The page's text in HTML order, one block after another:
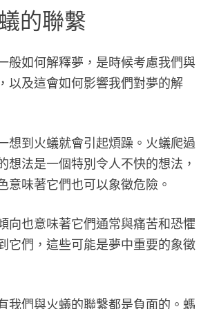
的聯繫
般如何解釋夢，是時候考慮我們與
以及這會如何影響我們對夢的解
想到火蟻就會引起煩躁。火蟻爬過
想法是一個特別令人不快的想法，
意味著它們也可以象徵危險。
向也意味著它們通常與痛苦和恐懼
它們，這些可能是夢中重要的象徵
我們與火蟻的聯繫都是負面的。螞